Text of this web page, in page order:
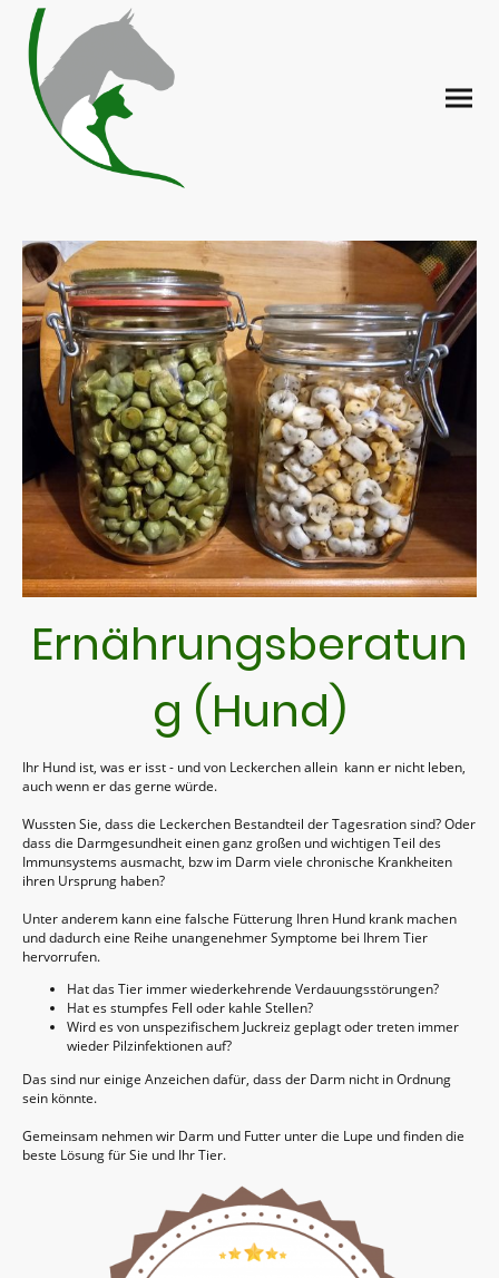
Ernährungsberatun
g (Hund)
Ihr Hund ist, was er isst - und von Leckerchen allein kann er nicht leben,
auch wenn er das gerne würde.
Wussten Sie, dass die Leckerchen Bestandteil der Tagesration sind? Oder
dass die Darmgesundheit einen ganz großen und wichtigen Teil des
Immunsystems ausmacht, bzw im Darm viele chronische Krankheiten
ihren Ursprung haben?
Unter anderem kann eine falsche Fütterung Ihren Hund krank machen
und dadurch eine Reihe unangenehmer Symptome bei Ihrem Tier
hervorrufen.
Hat das Tier immer wiederkehrende Verdauungsstörungen?
Hat es stumpfes Fell oder kahle Stellen?
Wird es von unspezifischem Juckreiz geplagt oder treten immer
wieder Pilzinfektionen auf?
Das sind nur einige Anzeichen dafür, dass der Darm nicht in Ordnung
sein könnte.
Gemeinsam nehmen wir Darm und Futter unter die Lupe und finden die
beste Lösung für Sie und Ihr Tier.